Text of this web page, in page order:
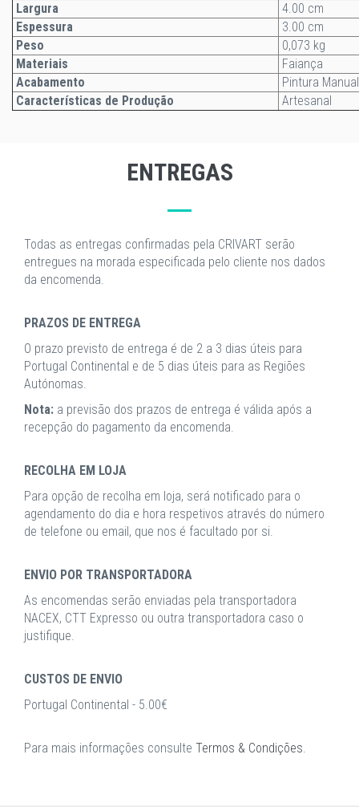
Largura
4.00 cm
Espessura
3.00 cm
Peso
0,073 kg
Materiais
Faiança
Acabamento
Pintura Manual
Características de Produção
Artesanal
ENTREGAS
Todas as entregas confirmadas pela CRIVART serão
entregues na morada especificada pelo cliente nos dados
da encomenda.
PRAZOS DE ENTREGA
O prazo previsto de entrega é de 2 a 3 dias úteis para
Portugal Continental e de 5 dias úteis para as Regiões
Autónomas.
Nota: a previsão dos prazos de entrega é válida após a
recepção do pagamento da encomenda.
RECOLHA EM LOJA
Para opção de recolha em loja, será notificado para o
agendamento do dia e hora respetivos através do número
de telefone ou email, que nos é facultado por si.
ENVIO POR TRANSPORTADORA
As encomendas serão enviadas pela transportadora
NACEX, CTT Expresso ou outra transportadora caso o
justifique.
CUSTOS DE ENVIO
Portugal Continental - 5.00€
Para mais informações consulte Termos & Condições.